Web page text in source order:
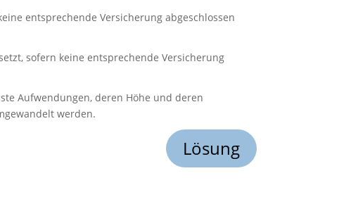
entsprechende Versicherung abgeschlossen
sofern keine entsprechende Versicherung
Aufwendungen, deren Höhe und deren
werden.
Lösung